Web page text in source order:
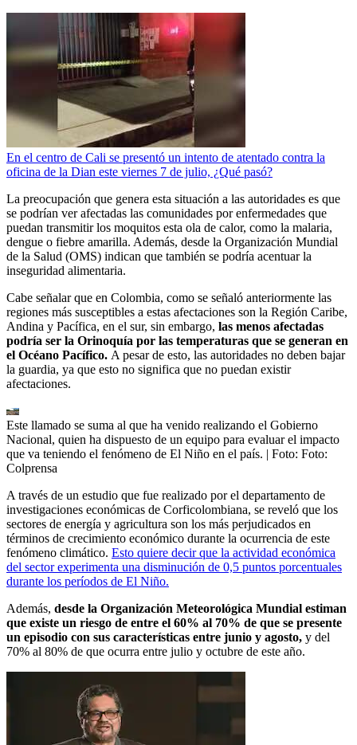
En el centro de Cali se presentó un intento de atentado contra la
oficina de la Dian este viernes 7 de julio, ¿Qué pasó?
La preocupación que genera esta situación a las autoridades es que
se podrían ver afectadas las comunidades por enfermedades que
puedan transmitir los moquitos esta ola de calor, como la malaria,
dengue o fiebre amarilla. Además, desde la Organización Mundial
de la Salud (OMS) indican que también se podría acentuar la
inseguridad alimentaria.
Cabe señalar que en Colombia, como se señaló anteriormente las
regiones más susceptibles a estas afectaciones son la Región Caribe,
Andina y Pacífica, en el sur, sin embargo, las menos afectadas
podría ser la Orinoquía por las temperaturas que se generan en
el Océano Pacífico. A pesar de esto, las autoridades no deben bajar
la guardia, ya que esto no significa que no puedan existir
afectaciones.
Este llamado se suma al que ha venido realizando el Gobierno
Nacional, quien ha dispuesto de un equipo para evaluar el impacto
que va teniendo el fenómeno de El Niño en el país. | Foto: Foto:
Colprensa
A través de un estudio que fue realizado por el departamento de
investigaciones económicas de Corficolombiana, se reveló que los
sectores de energía y agricultura son los más perjudicados en
términos de crecimiento económico durante la ocurrencia de este
fenómeno climático. Esto quiere decir que la actividad económica
del sector experimenta una disminución de 0,5 puntos porcentuales
durante los períodos de El Niño.
Además, desde la Organización Meteorológica Mundial estiman
que existe un riesgo de entre el 60% al 70% de que se presente
un episodio con sus características entre junio y agosto, y del
70% al 80% de que ocurra entre julio y octubre de este año.